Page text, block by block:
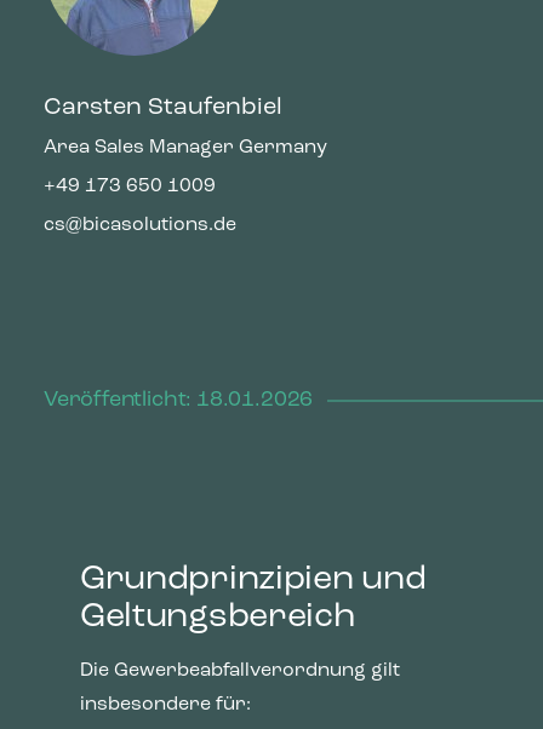
Carsten Staufenbiel
Area Sales Manager Germany
+49 173 650 1009
cs@bicasolutions.de
Veröffentlicht: 18.01.2026
Grundprinzipien und
Geltungsbereich
Die Gewerbeabfallverordnung gilt
insbesondere für: